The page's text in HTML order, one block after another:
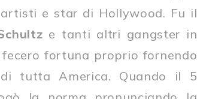
e star di Hollywood. Fu il
e tanti altri gangster in
fortuna proprio fornendo
tutta America. Quando il 5